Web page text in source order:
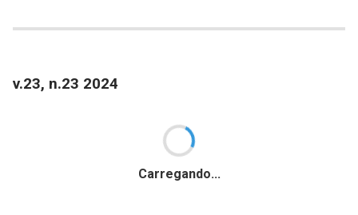
v.23, n.23 2024
Carregando...